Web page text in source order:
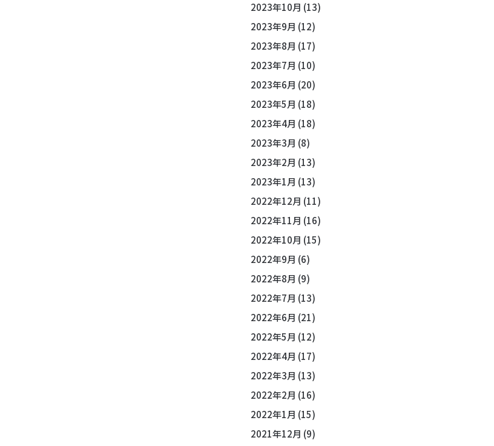
2023年10月 (13)
2023年9月 (12)
2023年8月 (17)
2023年7月 (10)
2023年6月 (20)
2023年5月 (18)
2023年4月 (18)
2023年3月 (8)
2023年2月 (13)
2023年1月 (13)
2022年12月 (11)
2022年11月 (16)
2022年10月 (15)
2022年9月 (6)
2022年8月 (9)
2022年7月 (13)
2022年6月 (21)
2022年5月 (12)
2022年4月 (17)
2022年3月 (13)
2022年2月 (16)
2022年1月 (15)
2021年12月 (9)